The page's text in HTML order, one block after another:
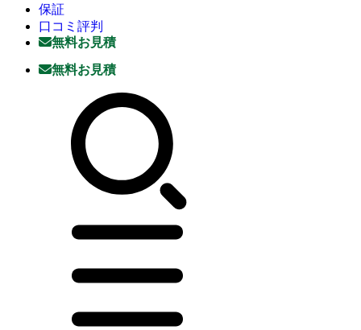
保証
口コミ評判
無料お見積
無料お見積